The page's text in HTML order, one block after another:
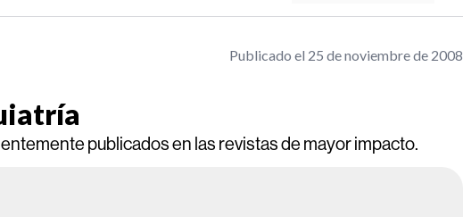
Publicado el 25 de noviembre de 2008
publicados en las revistas de mayor impacto.